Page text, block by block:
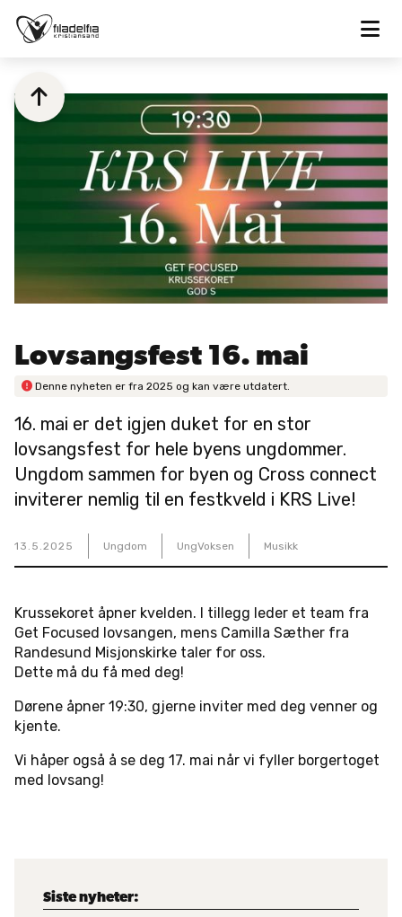


Lovsangsfest 16. mai
 Denne nyheten er fra 2025 og kan være utdatert.
16. mai er det igjen duket for en stor
lovsangsfest for hele byens ungdommer.
Ungdom sammen for byen og Cross connect
inviterer nemlig til en festkveld i KRS Live!
13 5 2025 Ungdom UngVoksen Musikk
Krussekoret åpner kvelden. I tillegg leder et team fra
Get Focused lovsangen, mens Camilla Sæther fra
Randesund Misjonskirke taler for oss.
Dette må du få med deg!
Dørene åpner 19:30, gjerne inviter med deg venner og
kjente.
Vi håper også å se deg 17. mai når vi fyller borgertoget
med lovsang!
Siste nyheter: